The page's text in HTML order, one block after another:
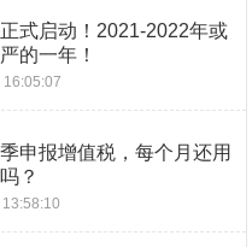
式启动！2021-2022年或
的一年！
申报增值税，每个月还用
？